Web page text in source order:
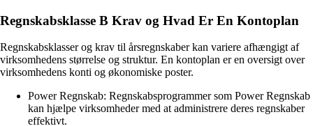
Regnskabsklasse B Krav og Hvad Er En Kontoplan
Regnskabsklasser og krav til årsregnskaber kan variere afhængigt af
virksomhedens størrelse og struktur. En kontoplan er en oversigt over
virksomhedens konti og økonomiske poster.
Power Regnskab: Regnskabsprogrammer som Power Regnskab
kan hjælpe virksomheder med at administrere deres regnskaber
effektivt.